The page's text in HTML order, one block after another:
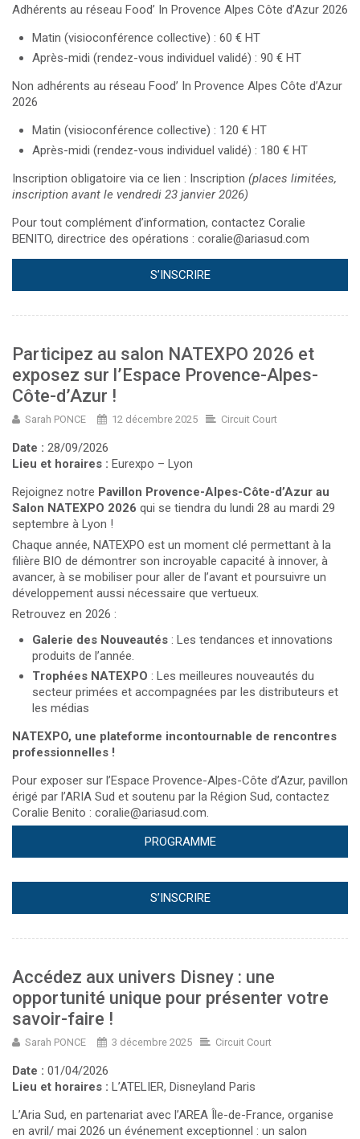
Adhérents au réseau Food’ In Provence Alpes Côte d’Azur 2026
Matin (visioconférence collective) : 60 € HT
Après-midi (rendez-vous individuel validé) : 90 € HT
Non adhérents au réseau Food’ In Provence Alpes Côte d’Azur
2026
Matin (visioconférence collective) : 120 € HT
Après-midi (rendez-vous individuel validé) : 180 € HT
Inscription obligatoire via ce lien : Inscription (places limitées,
inscription avant le vendredi 23 janvier 2026)
Pour tout complément d’information, contactez Coralie
BENITO, directrice des opérations : coralie@ariasud.com
S’INSCRIRE
Participez au salon NATEXPO 2026 et
exposez sur l’Espace Provence-Alpes-
Côte-d’Azur !
Sarah PONCE 12 décembre 2025 Circuit Court
Date : 28/09/2026
Lieu et horaires : Eurexpo – Lyon
Rejoignez notre Pavillon Provence-Alpes-Côte-d’Azur au
Salon NATEXPO 2026 qui se tiendra du lundi 28 au mardi 29
septembre à Lyon !
Chaque année, NATEXPO est un moment clé permettant à la
filière BIO de démontrer son incroyable capacité à innover, à
avancer, à se mobiliser pour aller de l’avant et poursuivre un
développement aussi nécessaire que vertueux.
Retrouvez en 2026 :
Galerie des Nouveautés : Les tendances et innovations
produits de l’année.
Trophées NATEXPO : Les meilleures nouveautés du
secteur primées et accompagnées par les distributeurs et
les médias
NATEXPO, une plateforme incontournable de rencontres
professionnelles !
Pour exposer sur l’Espace Provence-Alpes-Côte d’Azur, pavillon
érigé par l’ARIA Sud et soutenu par la Région Sud, contactez
Coralie Benito : coralie@ariasud.com.
PROGRAMME
S’INSCRIRE
Accédez aux univers Disney : une
opportunité unique pour présenter votre
savoir-faire !
Sarah PONCE 3 décembre 2025 Circuit Court
Date : 01/04/2026
Lieu et horaires : L’ATELIER, Disneyland Paris
L’Aria Sud, en partenariat avec l’AREA Île-de-France, organise
en avril/ mai 2026 un événement exceptionnel : un salon